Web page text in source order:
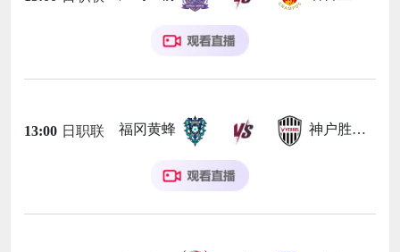
13:00 日职联 福冈黄蜂 神户胜利船